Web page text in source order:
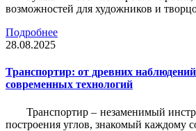
возможностей для художников и
Подробнее
28.08.2025
Транспортир: от древних наблюдений
современных технологий
Транспортир – незаменимый
построения углов, знакомый каждому